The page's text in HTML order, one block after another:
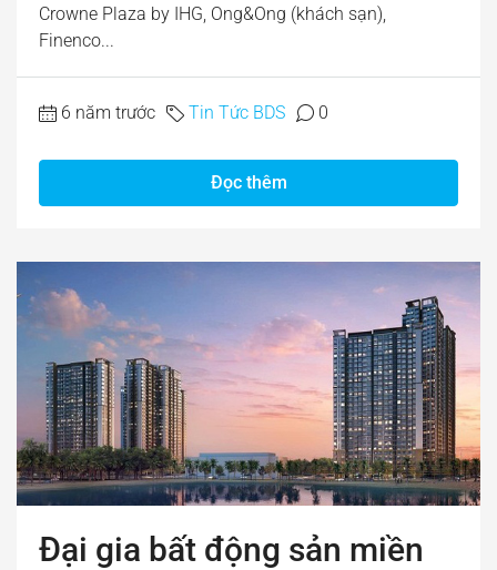
Crowne Plaza by IHG, Ong&Ong (khách sạn),
Finenco...
6 năm trước Tin Tức BDS 0
Đọc thêm
Đại gia bất động sản miền